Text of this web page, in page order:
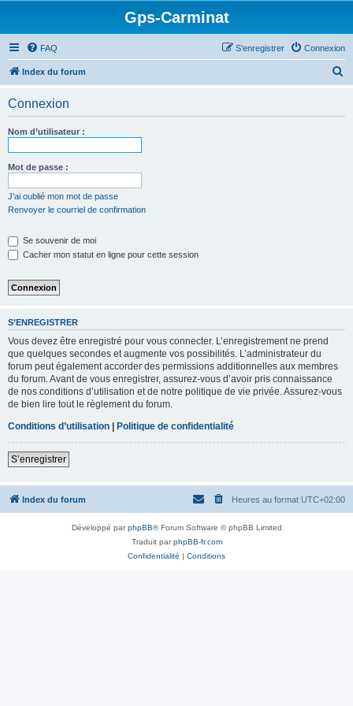
Gps-Carminat
FAQ Connexion
S’enregistrer
Index du forum
Connexion
Nom d’utilisateur :
Mot de passe :
J’ai oublié mon mot de passe
Renvoyer le courriel de confirmation
Se souvenir de moi
Cacher mon statut en ligne pour cette session
S’ENREGISTRER
Vous devez être enregistré pour vous connecter. L’enregistrement ne prend
que quelques secondes et augmente vos possibilités. L’administrateur du
forum peut également accorder des permissions additionnelles aux membres
du forum. Avant de vous enregistrer, assurez-vous d’avoir pris connaissance
de nos conditions d’utilisation et de notre politique de vie privée. Assurez-vous
de bien lire tout le règlement du forum.
Conditions d’utilisation | Politique de confidentialité
S’enregistrer
Index du forum Heures au format UTC+02:00
Développé parphpBB® Forum Software © phpBB Limited
Traduit parphpBB-fr.com
Confidentialité | Conditions